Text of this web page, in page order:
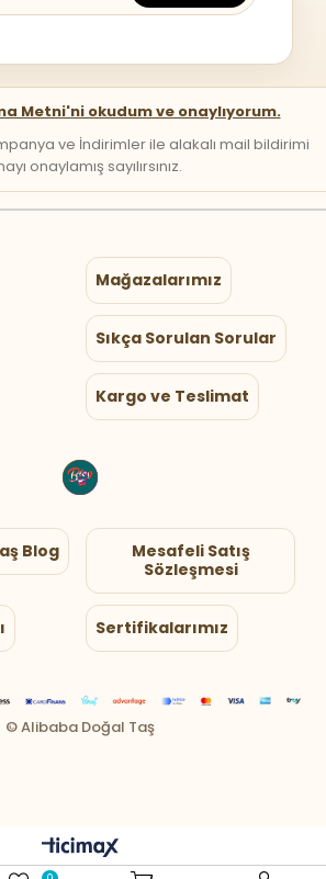
Metni'ni okudum ve onaylıyorum.
ve İndirimler ile alakalı mail bildirimi
onaylamış sayılırsınız.
Mağazalarımız
Sıkça Sorulan Sorular
Kargo ve Teslimat
Blog
Mesafeli Satış
Sözleşmesi
Sertifikalarımız